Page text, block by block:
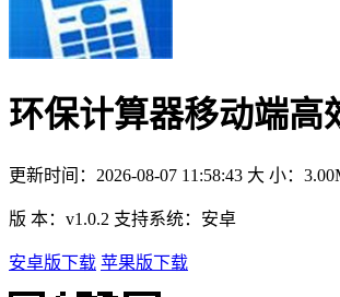
环保计算器移动端高
更新时间： 2026-08-07 11:58:43 大 小：
版 本： v1.0.2 支持系统： 安卓
安卓版下载 苹果版下载